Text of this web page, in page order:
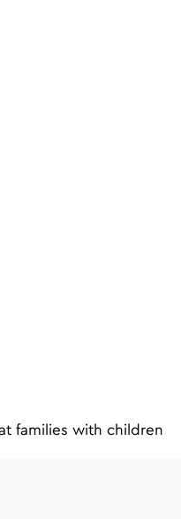
families with children